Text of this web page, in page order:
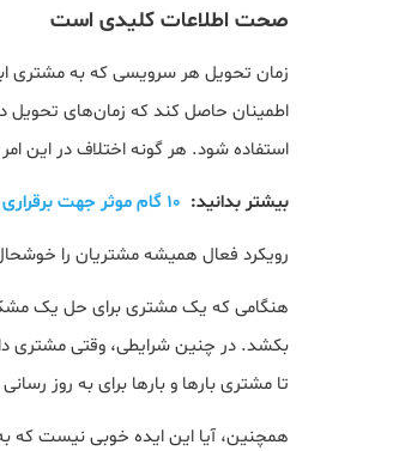
صحت اطلاعات کلیدی است
زمان تحویل هر سرویسی که به مشتری
اطمینان حاصل کند که زمان‌های تحویل
استفاده شود. هر گونه اختلاف در این
بیشتر بدانید: 10 گام موثر جهت برقراری ارتباط قوی با مشتریان ؛ ویژه مشاوران املاک
رویکرد فعال همیشه مشتریان را
هنگامی که یک مشتری برای حل یک
بکشد. در چنین شرایطی، وقتی مشتری
تا مشتری بارها و بارها برای به روز
همچنین، آیا این ایده خوبی نیست که